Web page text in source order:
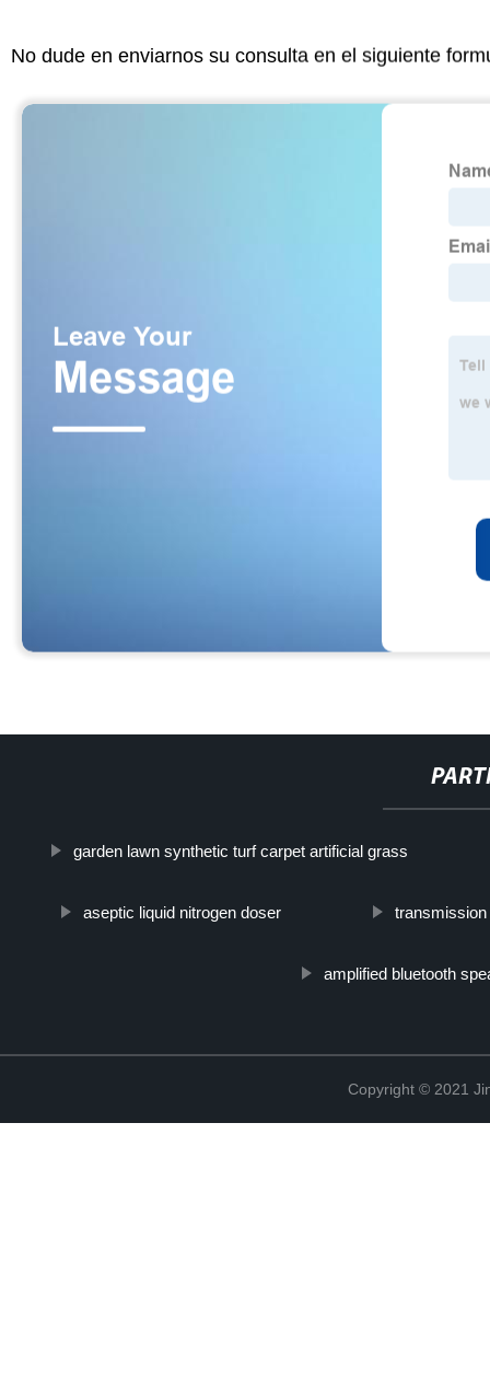
No dude en enviarnos su consulta en el siguiente
garden lawn synthetic turf carpet artificial grass
aseptic liquid nitrogen doser
amplified bluetooth
Copyright © 2021